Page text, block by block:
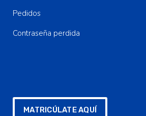
Pedidos
Contraseña perdida
MATRICÚLATE AQUÍ